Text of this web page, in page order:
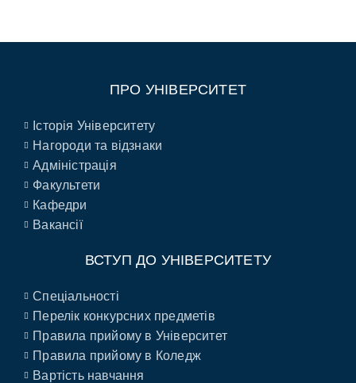
ПРО УНІВЕРСИТЕТ
Історія Університету
Нагороди та відзнаки
Адміністрація
Факультети
Кафедри
Вакансії
ВСТУП ДО УНІВЕРСИТЕТУ
Спеціальності
Перелік конкурсних предметів
Правила прийому в Університет
Правила прийому в Коледж
Вартість навчання